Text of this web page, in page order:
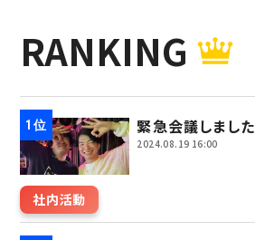
RANKING
緊急会議しました
2024.08.19 16:00
社内活動